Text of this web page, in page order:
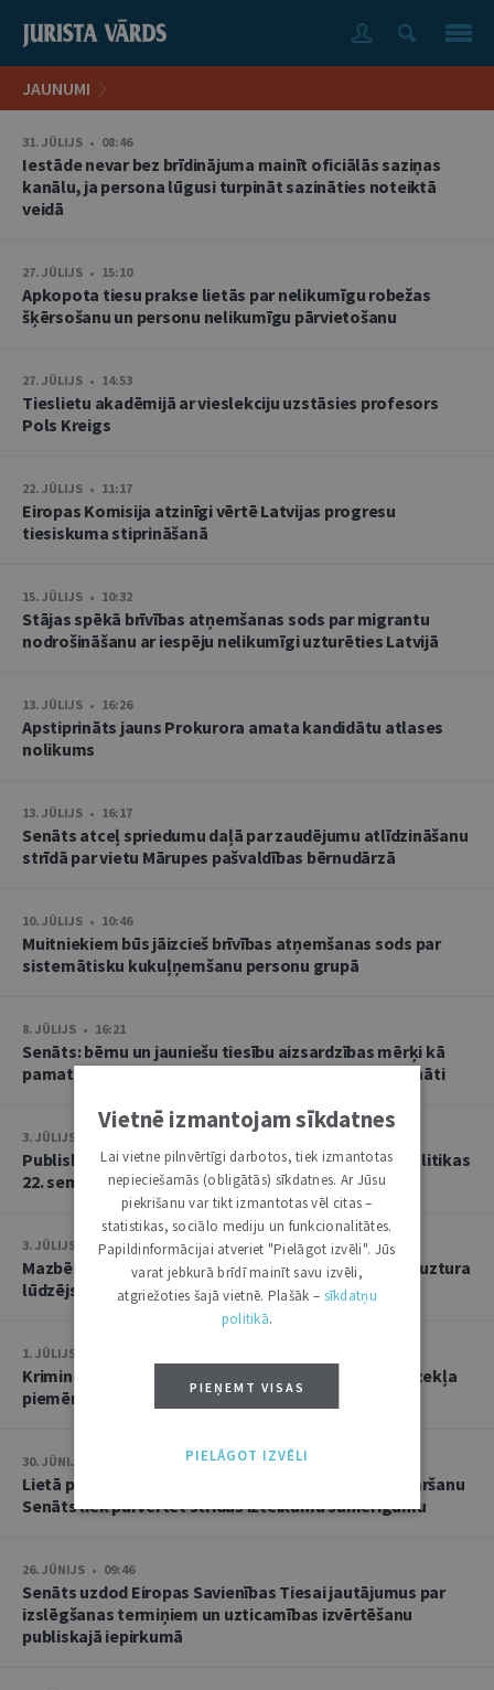
JAUNUMI
31. JŪLIJS • 08:46
Iestāde nevar bez brīdinājuma mainīt oficiālās saziņas
kanālu, ja persona lūgusi turpināt sazināties noteiktā
veidā
27. JŪLIJS • 15:10
Apkopota tiesu prakse lietās par nelikumīgu robežas
šķērsošanu un personu nelikumīgu pārvietošanu
27. JŪLIJS • 14:53
Tieslietu akadēmijā ar vieslekciju uzstāsies profesors
Pols Kreigs
22. JŪLIJS • 11:17
Eiropas Komisija atzinīgi vērtē Latvijas progresu
tiesiskuma stiprināšanā
15. JŪLIJS • 10:32
Stājas spēkā brīvības atņemšanas sods par migrantu
nodrošināšanu ar iespēju nelikumīgi uzturēties Latvijā
13. JŪLIJS • 16:26
Apstiprināts jauns Prokurora amata kandidātu atlases
nolikums
13. JŪLIJS • 16:17
Senāts atceļ spriedumu daļā par zaudējumu atlīdzināšanu
strīdā par vietu Mārupes pašvaldības bērnudārzā
10. JŪLIJS • 10:46
Muitniekiem būs jāizcieš brīvības atņemšanas sods par
sistemātisku kukuļņemšanu personu grupā
8. JŪLIJS • 16:21
Senāts: bērnu un jauniešu tiesību aizsardzības mērķi kā
pamatu atbrīvojumam no PVN nevar tulkot paplašināti
3. JŪLIJS • 18:23
Publisko tiesību institūta konstitucionālās tiesībpolitikas
22. seminārs
3. JŪLIJS • 14:45
Mazbērniem nav pienākuma uzturēt vecvecākus, ja uztura
lūdzējs nav par viņiem rūpējies
1. JŪLIJS • 17:38
Kriminālsoda un medicīniska rakstura piespiedu līdzekļa
piemērošana savstarpēji viens otru neizslēdz
30. JŪNIJS • 14:58
Lietā par namu pārvaldnieces goda un cieņas aizskaršanu
Senāts liek pārvērtēt strīdus izteikumu samērīgumu
26. JŪNIJS • 09:46
Senāts uzdod Eiropas Savienības Tiesai jautājumus par
izslēgšanas termiņiem un uzticamības izvērtēšanu
publiskajā iepirkumā
Vietnē izmantojam sīkdatnes
Lai vietne pilnvērtīgi darbotos, tiek izmantotas
nepieciešamās (obligātās) sīkdatnes. Ar Jūsu
piekrišanu var tikt izmantotas vēl citas –
statistikas, sociālo mediju un funkcionalitātes.
Papildinformācijai atveriet "Pielāgot izvēli". Jūs
varat jebkurā brīdī mainīt savu izvēli,
atgriežoties šajā vietnē. Plašāk – sīkdatņu
politikā.
PIEŅEMT VISAS
PIELĀGOT IZVĒLI